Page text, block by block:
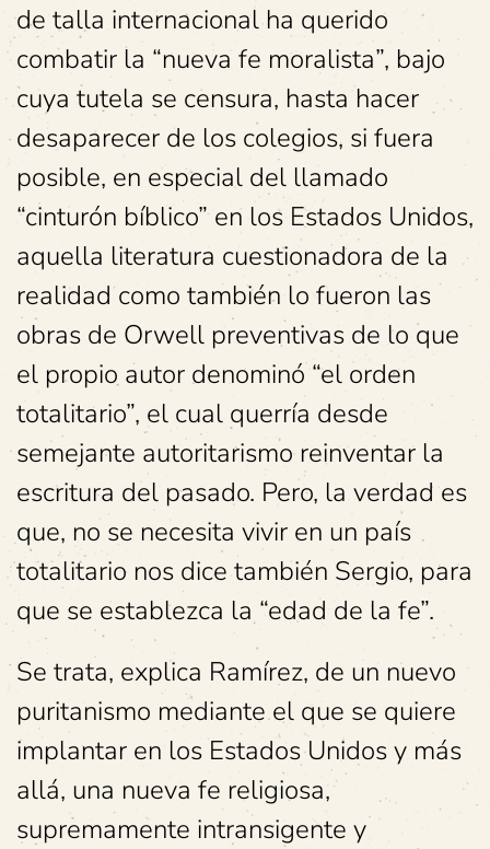
de talla internacional ha querido
combatir la “nueva fe moralista”, bajo
cuya tutela se censura, hasta hacer
desaparecer de los colegios, si fuera
posible, en especial del llamado
“cinturón bíblico” en los Estados Unidos,
aquella literatura cuestionadora de la
realidad como también lo fueron las
obras de Orwell preventivas de lo que
el propio autor denominó “el orden
totalitario”, el cual querría desde
semejante autoritarismo reinventar la
escritura del pasado. Pero, la verdad es
que, no se necesita vivir en un país
totalitario nos dice también Sergio, para
que se establezca la “edad de la fe”.
Se trata, explica Ramírez, de un nuevo
puritanismo mediante el que se quiere
implantar en los Estados Unidos y más
allá, una nueva fe religiosa,
supremamente intransigente y